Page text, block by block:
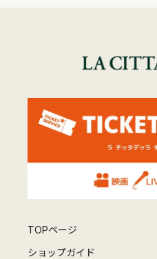
TOPページ
ショップガイド